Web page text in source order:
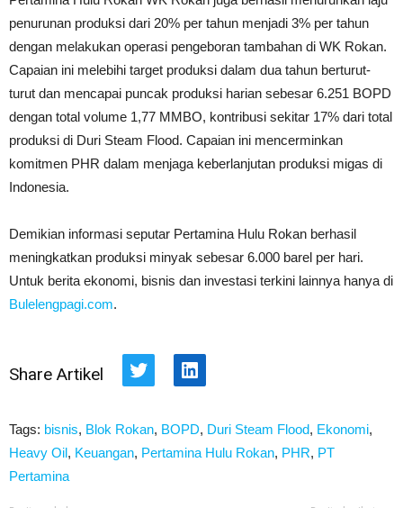
penurunan produksi dari 20% per tahun menjadi 3% per tahun
dengan melakukan operasi pengeboran tambahan di WK Rokan.
Capaian ini melebihi target produksi dalam dua tahun berturut-
turut dan mencapai puncak produksi harian sebesar 6.251 BOPD
dengan total volume 1,77 MMBO, kontribusi sekitar 17% dari total
produksi di Duri Steam Flood. Capaian ini mencerminkan
komitmen PHR dalam menjaga keberlanjutan produksi migas di
Indonesia.
Demikian informasi seputar Pertamina Hulu Rokan berhasil
meningkatkan produksi minyak sebesar 6.000 barel per hari.
Untuk berita ekonomi, bisnis dan investasi terkini lainnya hanya di
Bulelengpagi.com.
Share Artikel Twitter LinkedIn
Tags: bisnis, Blok Rokan, BOPD, Duri Steam Flood, Ekonomi,
Heavy Oil, Keuangan, Pertamina Hulu Rokan, PHR, PT
Pertamina